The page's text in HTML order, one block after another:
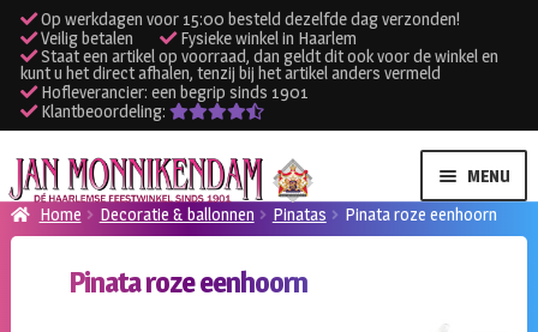
Op werkdagen voor 15:00 besteld dezelfde dag verzonden!
Veilig betalen
Fysieke winkel in Haarlem
Staat een artikel op voorraad, dan geldt dit ook voor de winkel en
kunt u het direct afhalen, tenzij bij het artikel anders vermeld
Hofleverancier: een begrip sinds 1901
Klantbeoordeling:
Ga
door
naar
Ga
naar
de
MENU
Home Decoratie & ballonnen Pinatas Pinata roze eenhoorn
Pinata roze eenhoorn